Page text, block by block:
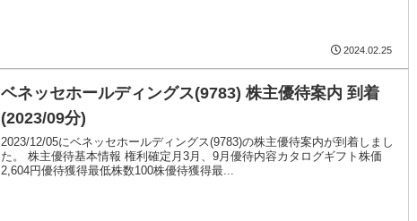
2024.02.25
ベネッセホールディングス(9783) 株主優待案内 到着
(2023/09分)
2023/12/05にベネッセホールディングス(9783)の株主優待案内が到着しまし
た。 株主優待基本情報 権利確定月3月、9月優待内容カタログギフト株価
2,604円優待獲得最低株数100株優待獲得最...